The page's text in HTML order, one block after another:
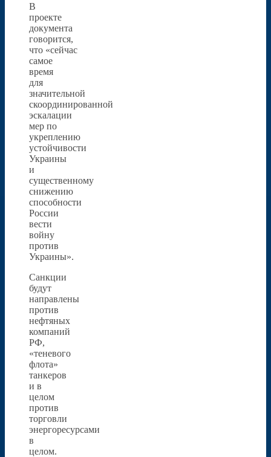
В
проекте
документа
говорится,
что «сейчас
самое
время
для
значительной
скоординированной
эскалации
мер по
укреплению
устойчивости
Украины
и
существенному
снижению
способности
России
вести
войну
против
Украины».
Санкции
будут
направлены
против
нефтяных
компаний
РФ,
«теневого
флота»
танкеров
и в
целом
против
торговли
энергоресурсами
в
целом.